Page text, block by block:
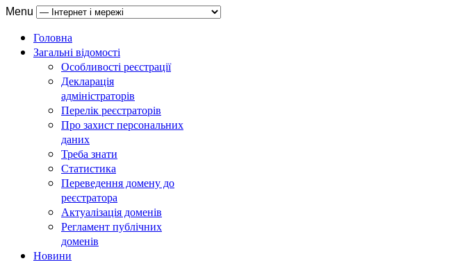
Menu
Головна
Загальні відомості
Особливості реєстрації
Декларація
адміністраторів
Перелік реєстраторів
Про захист персональних
даних
Треба знати
Статистика
Переведення домену до
реєстратора
Актуалізація доменів
Регламент публічних
доменів
Новини